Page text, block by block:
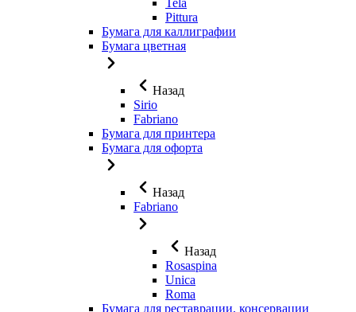
Tela
Pittura
Бумага для каллиграфии
Бумага цветная
Назад
Sirio
Fabriano
Бумага для принтера
Бумага для офорта
Назад
Fabriano
Назад
Rosaspina
Unica
Roma
Бумага для реставрации, консервации